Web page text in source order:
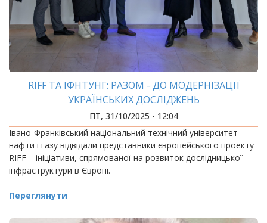
RIFF ТА ІФНТУНГ: РАЗОМ - ДО МОДЕРНІЗАЦІЇ
УКРАЇНСЬКИХ ДОСЛІДЖЕНЬ
ПТ, 31/10/2025 - 12:04
Івано-Франківський національний технічний університет
нафти і газу відвідали представники європейського проекту
RIFF – ініціативи, спрямованої на розвиток дослідницької
інфраструктури в Європі.
Переглянути